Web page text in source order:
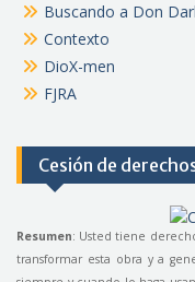
Buscando a Don
Contexto
DioX-men
FJRA
Cesión de
Resumen: Usted tiene
transformar esta obra y a